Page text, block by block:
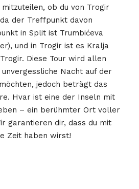
ob du von Trogir
der Treffpunkt davon
in Split ist Trumbićeva
und in Trogir ist es Kralja
Trogir. Diese Tour wird allen
Nacht auf der
jedoch beträgt das
Hvar ist eine der Inseln mit
– ein berühmter Ort voller
garantieren dir, dass du mit
Zeit haben wirst!